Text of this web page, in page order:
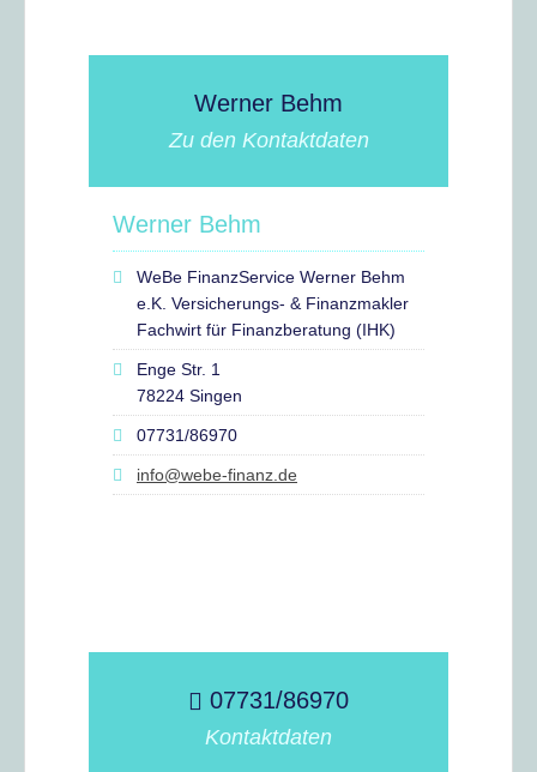
Werner Behm
Zu den Kontaktdaten
Werner Behm
WeBe FinanzService Werner Behm
e.K. Versicherungs- & Finanzmakler
Fachwirt für Finanzberatung (IHK)
Enge Str. 1
78224 Singen
07731/86970
info@webe-finanz.de
07731/86970
Kontaktdaten